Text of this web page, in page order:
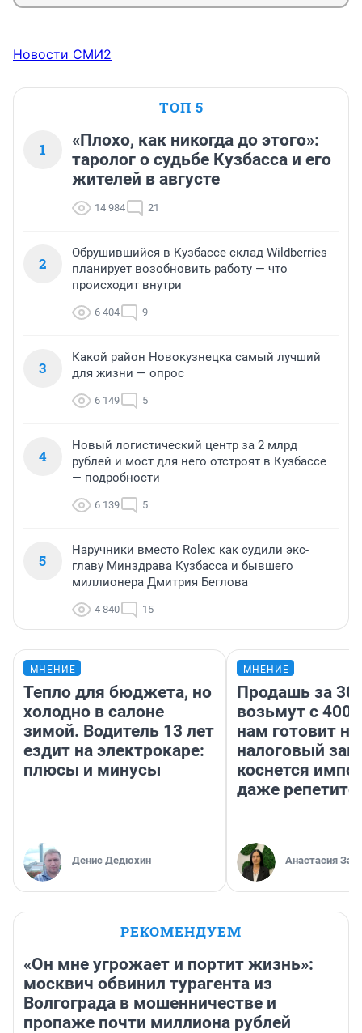
Новости СМИ2
ТОП 5
1
«Плохо, как никогда до этого»:
таролог о судьбе Кузбасса и его
жителей в августе
14 984 21
2
Обрушившийся в Кузбассе склад Wildberries
планирует возобновить работу — что
происходит внутри
6 404 9
3
Какой район Новокузнецка самый лучший
для жизни — опрос
6 149 5
4
Новый логистический центр за 2 млрд
рублей и мост для него отстроят в Кузбассе
— подробности
6 139 5
5
Наручники вместо Rolex: как судили экс-
главу Минздрава Кузбасса и бывшего
миллионера Дмитрия Беглова
4 840 15
МНЕНИЕ
Тепло для бюджета, но
холодно в салоне
зимой. Водитель 13 лет
ездит на электрокаре:
плюсы и минусы
Денис Дедюхин
МНЕНИЕ
Продашь за
возьмут с
нам готовит
налоговый
коснется
даже
Анастасия
РЕКОМЕНДУЕМ
«Он мне угрожает и портит жизнь»:
москвич обвинил турагента из
Волгограда в мошенничестве и
пропаже почти миллиона рублей